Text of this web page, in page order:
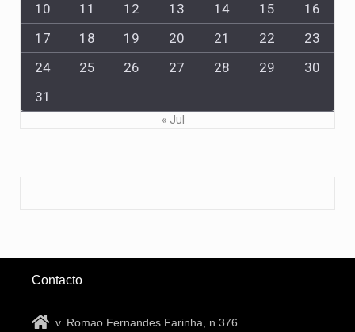
10
11 12 13 14 15
16
17
18 19 20 21 22
23
24
25 26 27 28 29
30
31
« Jul
Contacto
v. Romao Fernandes Farinha, n 376